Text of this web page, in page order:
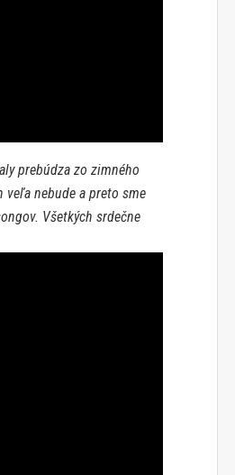
prebúdza zo zimného
veľa nebude a preto sme
Všetkých srdečne